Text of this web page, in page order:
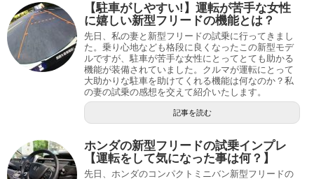
【駐車がしやすい!】運転が苦手な女性
に嬉しい新型フリードの機能とは？
先日、私の妻と新型フリードの試乗に行ってきまし
た。乗り心地なども格段に良くなったこの新型モデ
ルですが、駐車が苦手な女性にとってとても助かる
機能が装備されていました。クルマが運転にとって
大助かりな駐車を助けてくれる機能は何なのか？私
の妻の試乗の感想を交えて紹介いたします。
記事を読む
ホンダの新型フリードの試乗インプレ
【運転をして気になった事は何？】
先日、ホンダのコンパクトミニバン新型フリードの